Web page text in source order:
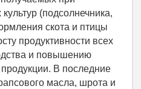
(подсолнечника,
скота и птицы
продуктивности всех
и повышению
В последние
масла, шрота и